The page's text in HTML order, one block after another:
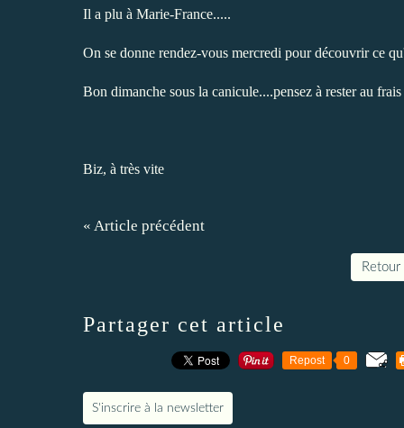
Il a plu à Marie-France.....
On se donne rendez-vous mercredi pour découvrir ce
Bon dimanche sous la canicule....pensez à rester au
Biz, à très vite
« Article précédent
Retour
Partager cet article
Repost 0
S'inscrire à la newsletter